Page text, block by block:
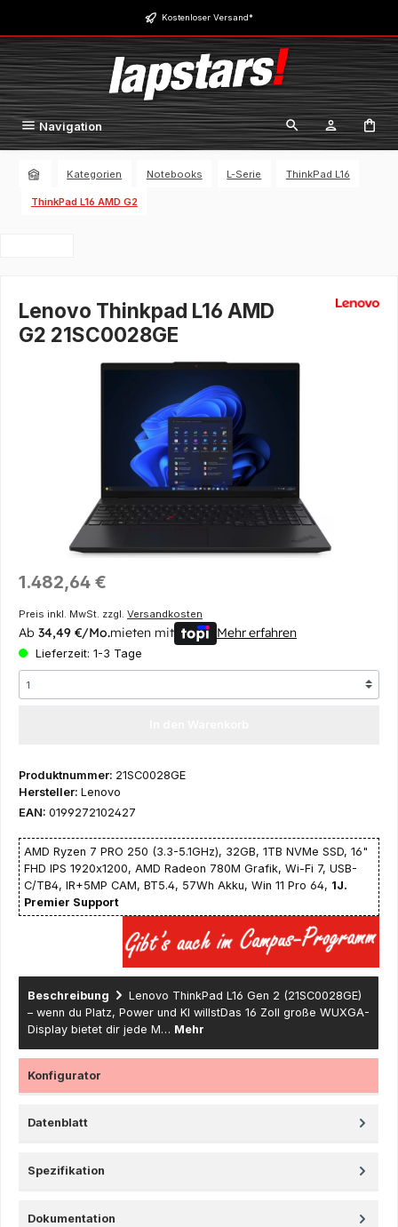
Zum Hauptinhalt springen Kostenloser Versand*
Navigation
Kategorien Notebooks L-Serie ThinkPad L16
ThinkPad L16 AMD G2
Lenovo Thinkpad L16 AMD
G2 21SC0028GE
Bildergalerie überspringen
Regulärer Preis:
1.482,64 €
Preis inkl. MwSt. zzgl. Versandkosten
Ab 34,49 €/Mo.mieten mit Mehr erfahren
Lieferzeit: 1-3 Tage
Produktnummer: 21SC0028GE
Hersteller: Lenovo
EAN: 0199272102427
AMD Ryzen 7 PRO 250 (3.3-5.1GHz), 32GB, 1TB NVMe SSD, 16"
FHD IPS 1920x1200, AMD Radeon 780M Grafik, Wi-Fi 7, USB-
C/TB4, IR+5MP CAM, BT5.4, 57Wh Akku, Win 11 Pro 64, 1J.
Premier Support
Beschreibung
Lenovo ThinkPad L16 Gen 2 (21SC0028GE)
– wenn du Platz, Power und KI willstDas 16 Zoll große WUXGA-
Display bietet dir jede M… Mehr
Konfigurator
Datenblatt
Spezifikation
Dokumentation